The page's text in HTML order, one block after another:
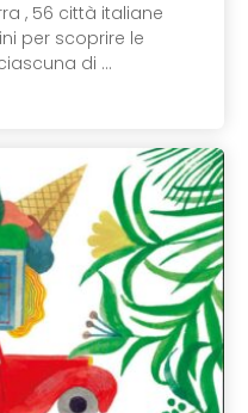
, 56 città italiane
per scoprire le
di ...